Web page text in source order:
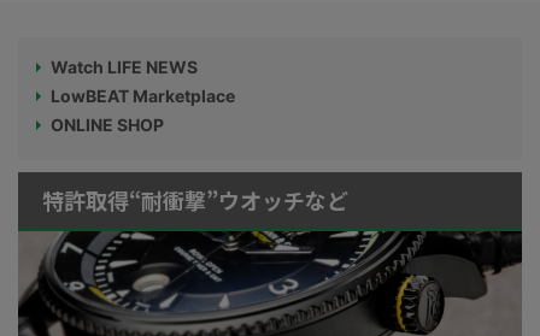
Watch LIFE NEWS
LowBEAT Marketplace
ONLINE SHOP
特許取得“耐衝撃”ウオッチなど